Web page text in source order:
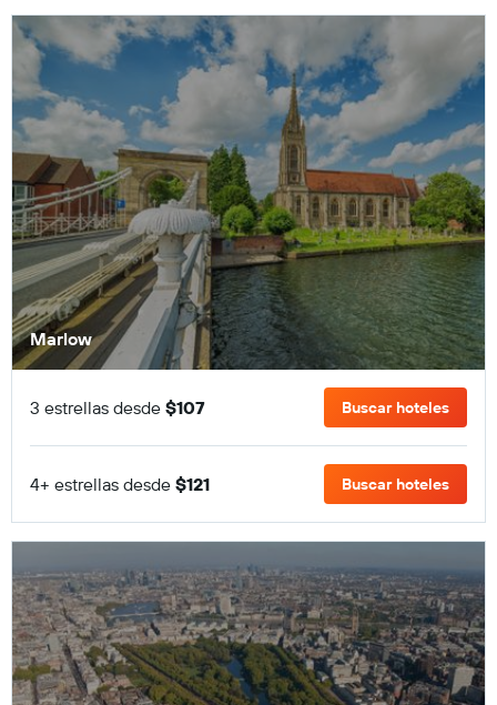
Marlow
3 estrellas desde $107 Buscar hoteles
4+ estrellas desde $121 Buscar hoteles